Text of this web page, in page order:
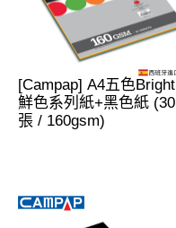
[Campap] A4五色Bright
鮮色系列紙+黑色紙 (30
張 / 160gsm)